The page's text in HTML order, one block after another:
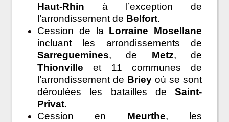
Haut-Rhin à l’exception de
l’arrondissement de Belfort.
Cession de la Lorraine Mosellane
incluant les arrondissements de
Sarreguemines, de Metz, de
Thionville et 11 communes de
l’arrondissement de Briey où se sont
déroulées les batailles de Saint-
Privat.
Cession en Meurthe, les